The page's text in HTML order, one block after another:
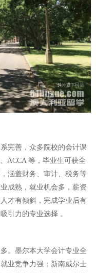
完善，众多院校的会计课
ACCA 等，毕业生可获全
涵盖财务、审计、税务等
成熟，就业机会多，薪资
才有倾斜，完成学业后有
引力的专业选择 。
。墨尔本大学会计专业全
业竞争力强；新南威尔士